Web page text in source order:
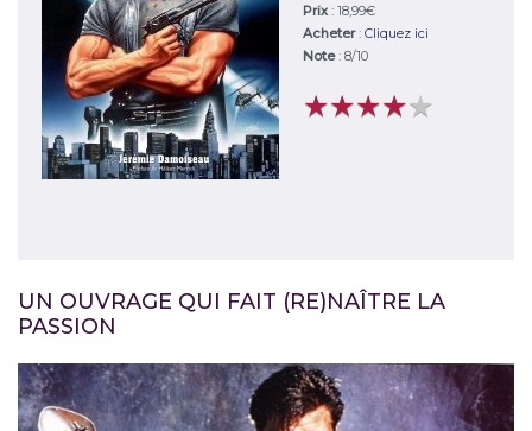
Prix: 18,99€
Acheter: Cliquez ici
Note: 8/10
★★★★★
★★★★★
UN OUVRAGE QUI FAIT (RE)NAÎTRE LA
PASSION